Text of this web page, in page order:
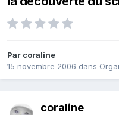
Par coraline
15 novembre 2006 dans
coraline